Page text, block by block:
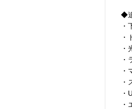
◆
・
・
・
・
・
・
・
・